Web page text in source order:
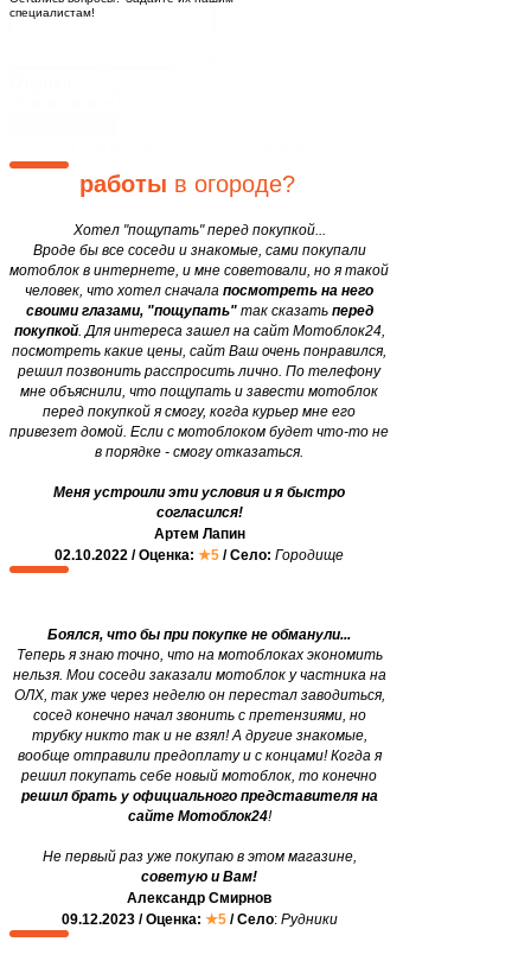
Хотел "пощупать" перед покупкой...
Вроде бы все соседи и знакомые, сами покупали
мотоблок в интернете, и мне советовали, но я такой
человек, что хотел сначала посмотреть на него
своими глазами, "пощупать"так сказать перед
покупкой. Для интереса зашел на сайт Мотоблок24,
посмотреть какие цены, сайт Ваш очень понравился,
решил позвонить расспросить лично. По телефону
мне объяснили, что пощупать и завести мотоблок
перед покупкой я смогу, когда курьер мне его
привезет домой. Если с мотоблоком будет что-то не
в порядке - смогу отказаться.
Меня устроили эти условия и я быстро
согласился!
Артем Лапин
02.10.2022 / Оценка: ★5 / Село: Городище
Боялся, что бы при покупке не обманули...
Теперь я знаю точно, что на мотоблоках экономить
нельзя. Мои соседи заказали мотоблок у частника на
ОЛХ, так уже через неделю он перестал заводиться,
сосед конечно начал звонить с претензиями, но
трубку никто так и не взял! А другие знакомые,
вообще отправили предоплату и с концами! Когда я
решил покупать себе новый мотоблок, то конечно
решил брать у официального представителя на
сайте Мотоблок24!
Не первый раз уже покупаю в этом магазине,
советую и Вам!
Александр Смирнов
09.12.2023 / Оценка: ★5 / Село: Рудники
работы в огороде?
специалистам!